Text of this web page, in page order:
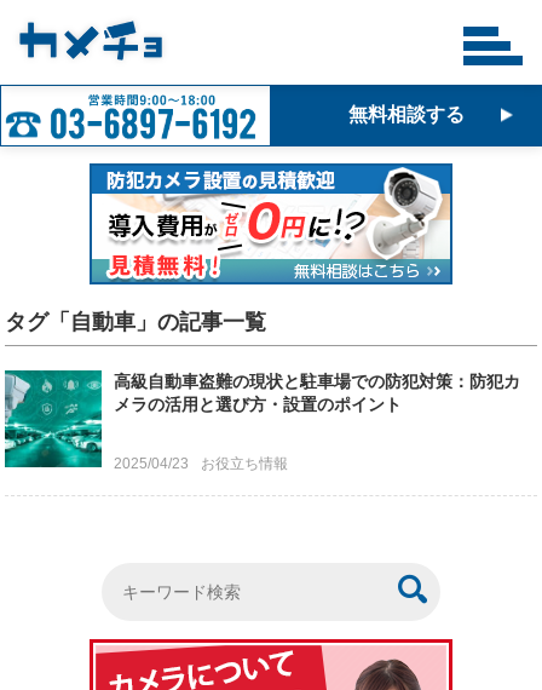
無料相談する
タグ「自動車」の記事一覧
高級自動車盗難の現状と駐車場での防犯対策：防犯カ
メラの活用と選び方・設置のポイント
2025/04/23 お役立ち情報